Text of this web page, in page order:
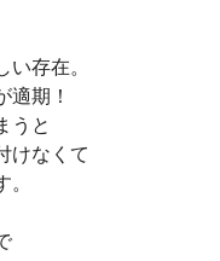
存在。
適期！
うと
けなくて